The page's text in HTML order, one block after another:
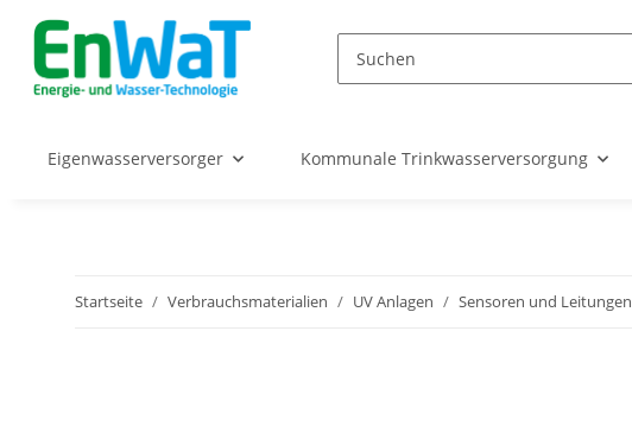
Eigenwasserversorger Kommunale Trinkwasserversorgung
Startseite Verbrauchsmaterialien UV Anlagen Sensoren und Leitungen